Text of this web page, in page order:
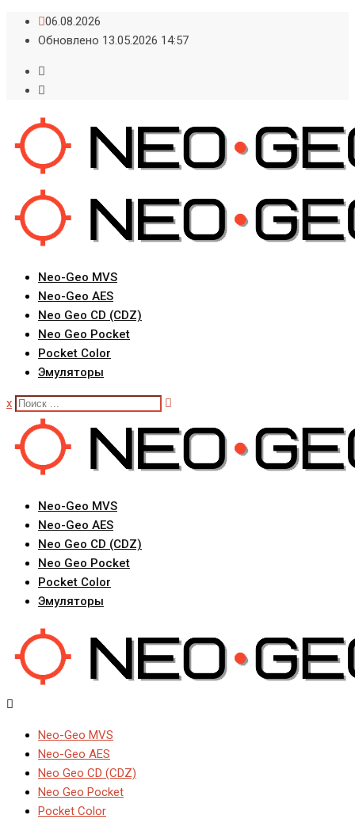
Skip
06.08.2026
Обновлено 13.05.2026 14:57
Neo-Geo MVS
Neo-Geo AES
Neo Geo CD (CDZ)
Neo Geo Pocket
Pocket Color
Эмуляторы
x
Neo-Geo MVS
Neo-Geo AES
Neo Geo CD (CDZ)
Neo Geo Pocket
Pocket Color
Эмуляторы
Neo-Geo MVS
Neo-Geo AES
Neo Geo CD (CDZ)
Neo Geo Pocket
Pocket Color